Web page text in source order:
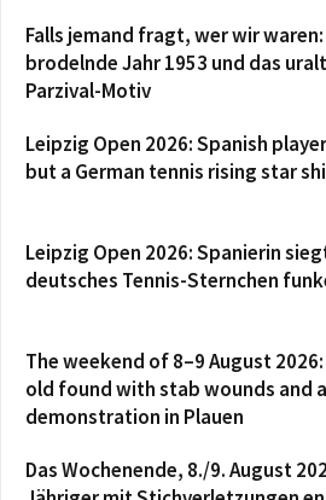
Falls jemand fragt, wer wir waren:
brodelnde Jahr 1953 und das
Parzival-Motiv
Leipzig Open 2026: Spanish
but a German tennis rising star
Leipzig Open 2026: Spanierin
deutsches Tennis-Sternchen
The weekend of 8–9 August
old found with stab wounds and
demonstration in Plauen
Das Wochenende, 8./9. August